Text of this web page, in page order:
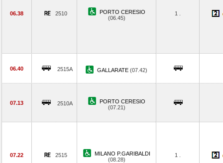
06.38 2510
PORTO CERESIO
(06.45)
1 .
06.40 2515A GALLARATE (07.42)
07.13 2510A
PORTO CERESIO
(07.21)
07.22 2515
MILANO P.GARIBALDI
(08.28)
1 .